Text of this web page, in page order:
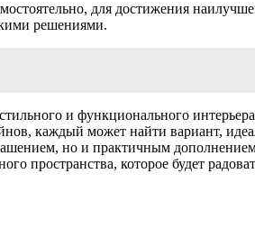
для достижения
решениями.
и функционального
каждый может найти вариант,
но и практичным
пространства, которое будет